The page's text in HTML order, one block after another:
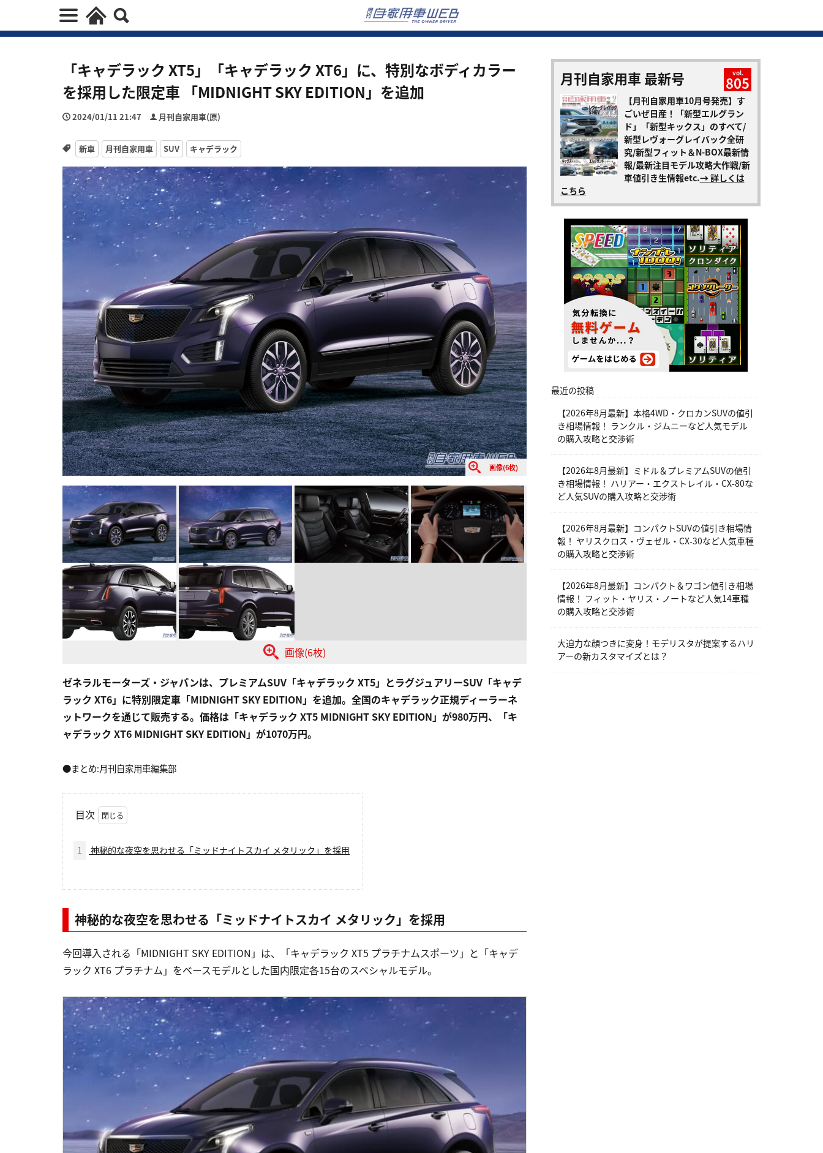
「キャデラック XT5」「キャデラック XT6」に、特別なボディカラー
を採用した限定車 「MIDNIGHT SKY EDITION」を追加
2024/01/11 21:47 月刊自家用車(原)
新車 月刊自家用車 SUV キャデラック
画像(6枚)
画像(6枚)
ゼネラルモーターズ・ジャパンは、プレミアムSUV「キャデラック XT5」とラグジュアリーSUV「キャデ
ラック XT6」に特別限定車「MIDNIGHT SKY EDITION」を追加。全国のキャデラック正規ディーラーネ
ットワークを通じて販売する。価格は「キャデラック XT5 MIDNIGHT SKY EDITION」が980万円、「キ
ャデラック XT6 MIDNIGHT SKY EDITION」が1070万円。
●まとめ:月刊自家用車編集部
目次
1 神秘的な夜空を思わせる「ミッドナイトスカイ メタリック」を採用
神秘的な夜空を思わせる「ミッドナイトスカイ メタリック」を採用
今回導入される「MIDNIGHT SKY EDITION」は、「キャデラック XT5 プラチナムスポーツ」と「キャデ
ラック XT6 プラチナム」をベースモデルとした国内限定各15台のスペシャルモデル。
月刊自家用車 最新号 vol.
805
【月刊自家用車10月号発売】す
ごいぜ日産！「新型エルグラン
ド」「新型キックス」のすべて/
新型レヴォーグレイバック全研
究/新型フィット＆N-BOX最新情
報/最新注目モデル攻略大作戦/新
車値引き生情報etc.→ 詳しくは
こちら
最近の投稿
【2026年8月最新】本格4WD・クロカンSUVの値引
き相場情報！ ランクル・ジムニーなど人気モデル
の購入攻略と交渉術
【2026年8月最新】ミドル＆プレミアムSUVの値引
き相場情報！ ハリアー・エクストレイル・CX-80な
ど人気SUVの購入攻略と交渉術
【2026年8月最新】コンパクトSUVの値引き相場情
報！ ヤリスクロス・ヴェゼル・CX-30など人気車種
の購入攻略と交渉術
【2026年8月最新】コンパクト＆ワゴン値引き相場
情報！ フィット・ヤリス・ノートなど人気14車種
の購入攻略と交渉術
大迫力な顔つきに変身！モデリスタが提案するハリ
アーの新カスタマイズとは？